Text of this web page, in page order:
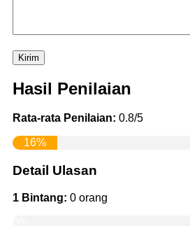
Kirim
Hasil Penilaian
Rata-rata Penilaian: 0.8/5
16%
Detail Ulasan
1 Bintang: 0 orang